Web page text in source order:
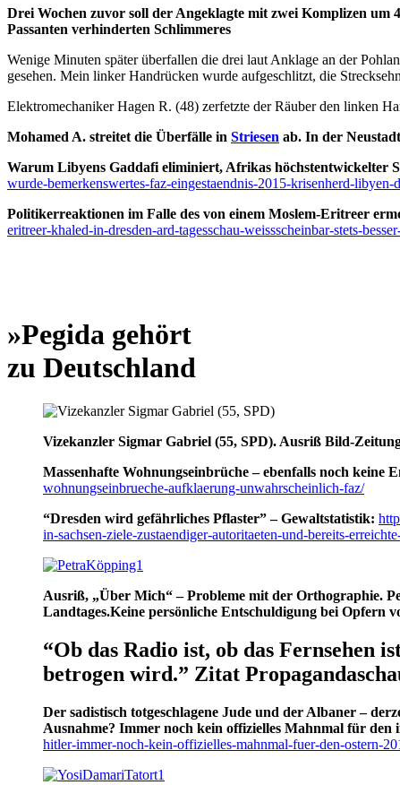
Drei Wochen zuvor soll der Angeklagte mit zwei Komplizen
Passanten verhinderten Schlimmeres
Wenige Minuten später überfallen die drei laut Anklage an der
gesehen. Mein linker Handrücken wurde aufgeschlitzt, die
Elektromechaniker Hagen R. (48) zerfetzte der Räuber den linken
Mohamed A. streitet die Überfälle in Striesen ab. In der
Warum Libyens Gaddafi eliminiert, Afrikas höchstentwickelter
wurde-bemerkenswertes-faz-eingestaendnis-2015-krisenherd-
Politikerreaktionen im Falle des von einem Moslem-Eritreer
eritreer-khaled-in-dresden-ard-tagesschau-weissscheinbar-stets-
»Pegida gehört
zu Deutschland
Vizekanzler Sigmar Gabriel (55, SPD). Ausriß Bild-
Massenhafte Wohnungseinbrüche – ebenfalls noch
wohnungseinbrueche-aufklaerung-unwahrscheinlich-faz/
“Dresden wird gefährliches Pflaster” – Gewaltstatistik:
in-sachsen-ziele-zustaendiger-autoritaeten-und-bereits-
Ausriß, „Über Mich“ – Probleme mit der Orthographie.
Landtages.Keine persönliche Entschuldigung bei Opfern
“Ob das Radio ist, ob das Fernsehen
betrogen wird.” Zitat
Der sadistisch totgeschlagene Jude und der Albaner –
Ausnahme? Immer noch kein offizielles Mahnmal für den
hitler-immer-noch-kein-offizielles-mahnmal-fuer-den-ostern-